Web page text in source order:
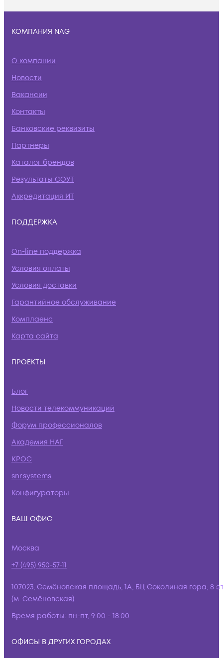
КОМПАНИЯ NAG
О компании
Новости
Вакансии
Контакты
Банковские реквизиты
Партнеры
Каталог брендов
Результаты СОУТ
Аккредитация ИТ
ПОДДЕРЖКА
On-line поддержка
Условия оплаты
Условия доставки
Гарантийное обслуживание
Комплаенс
Карта сайта
ПРОЕКТЫ
Блог
Новости телекоммуникаций
Форум профессионалов
Академия НАГ
КРОС
snr.systems
Конфигураторы
ВАШ ОФИС
Москва
+7 (495) 950-57-11
107023, Семёновская площадь, 1А, БЦ Соколиная гора, 8
(м. Семёновская)
Время работы: пн-пт, 9:00 - 18:00
ОФИСЫ В ДРУГИХ ГОРОДАХ